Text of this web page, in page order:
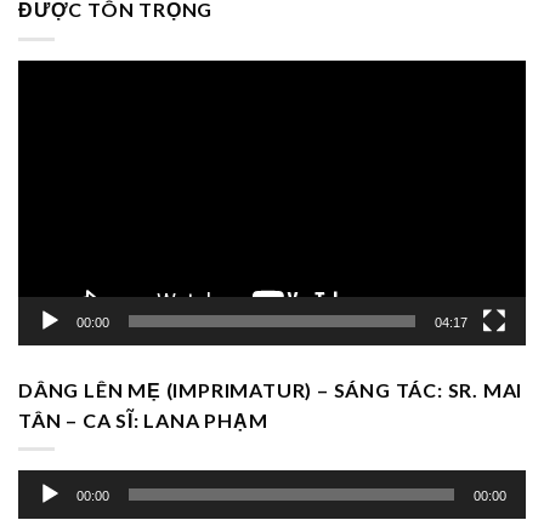
ĐƯỢC TÔN TRỌNG
00:00 04:17
DÂNG LÊN MẸ (IMPRIMATUR) – SÁNG TÁC: SR. MAI
TÂN – CA SĨ: LANA PHẠM
Trình
chơi
00:00 00:00